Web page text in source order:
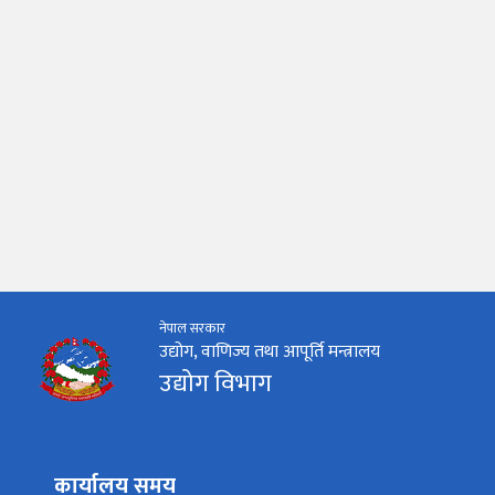
नेपाल सरकार
उद्योग, वाणिज्य तथा आपूर्ति मन्त्रालय
उद्योग विभाग
कार्यालय समय